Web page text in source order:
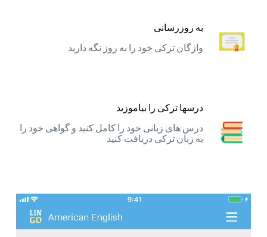
به روزرسانی
واژگان ترکی خود را به روز نگه دارید
درسها ترکی را بیاموزید
درس های زبانی خود را کامل کنید و گواهی خود را
به زبان ترکی دریافت کنید